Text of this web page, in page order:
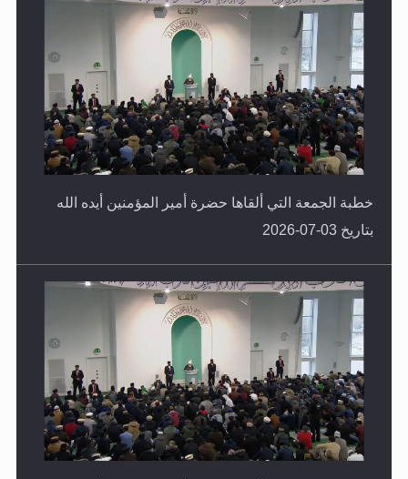
خطبة الجمعة التي ألقاها حضرة أمير المؤمنين أيده الله
بتاريخ 03-07-2026